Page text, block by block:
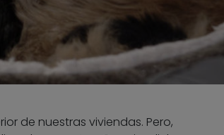
de nuestras viviendas. Pero,